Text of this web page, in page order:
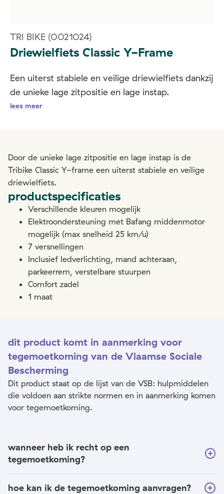
TRI BIKE (0021024)
Driewielfiets Classic Y-Frame
Een uiterst stabiele en veilige driewielfiets dankzij
de unieke lage zitpositie en lage instap.
lees meer
Door de unieke lage zitpositie en lage instap is de
Tribike Classic Y-frame een uiterst stabiele en veilige
driewielfiets.
productspecificaties
Verschillende kleuren mogelijk
Elektroondersteuning met Bafang middenmotor
mogelijk (max snelheid 25 km/u)
7 versnellingen
Inclusief ledverlichting, mand achteraan,
parkeerrem, verstelbare stuurpen
Comfort zadel
1 maat
dit product komt in aanmerking voor
tegemoetkoming van de Vlaamse Sociale
Bescherming
Dit product staat op de lijst van de VSB: hulpmiddelen
die voldoen aan strikte normen en in aanmerking komen
voor tegemoetkoming.
wanneer heb ik recht op een
tegemoetkoming?
hoe kan ik de tegemoetkoming aanvragen?